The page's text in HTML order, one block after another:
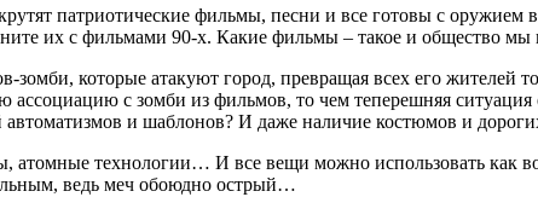
патриотические фильмы, песни и все готовы с
их с фильмами 90-х. Какие фильмы – такое и общество
которые атакуют город, превращая всех его жителей
с зомби из фильмов, то чем теперешняя
и шаблонов? И даже наличие костюмов и
технологии… И все вещи можно использовать как
ведь меч обоюдно острый…